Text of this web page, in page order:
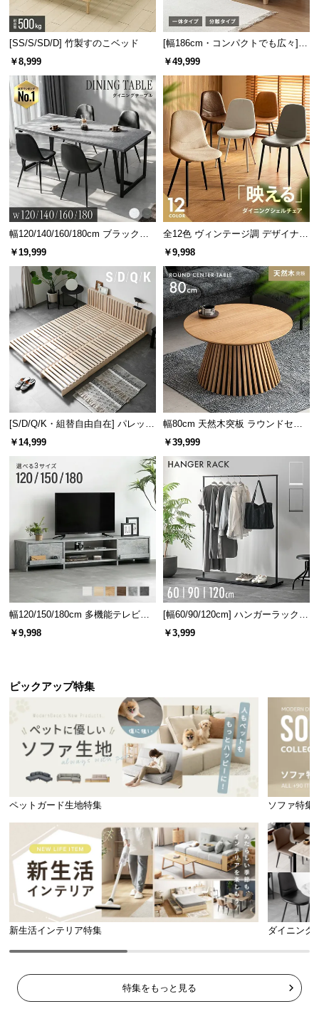
報
o.,
丸洗い可能で心地よさ続く
掛け布団と枕、各種カバーはご家庭でお洗濯可能。いつも清潔さを
保てます。
[SS/S/SD/D] 竹製すのこベッド
￥8,999
[幅186cm・コンパクトでも広々] 3
人掛けソファベッド リクライニン
￥49,999
幅120/140/160/180cm ブラックフ
レーム ダイニング 大理石調 4人掛
￥19,999
全12色 ヴィンテージ調 デザイナー
ズシェルチェア
￥9,998
[S/D/Q/K・組替自由自在] パレット
ベッド 8/12/16枚セット
￥14,999
幅80cm 天然木突板 ラウンドセン
ターテーブル 美しい格子デザイン
￥39,999
幅120/150/180cm 多機能テレビボ
ード 木目/石目調 オープン収納・
引き出し収納付き
￥9,998
[幅60/90/120cm] ハンガーラック
スチール 4段階高さ調節 サイドフ
ック オープンラック シンプル
￥3,999
ピックアップ特集
ペットガード生地特集 ソファ特集
新生活インテリア特集 ダイニング
特集をもっと見る